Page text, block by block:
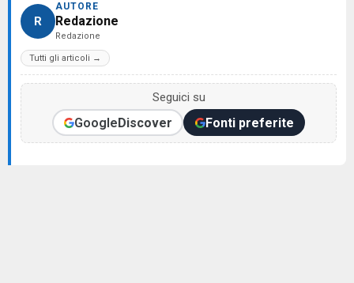
R
AUTORE
Redazione
Redazione
Tutti gli articoli →
Seguici su
GoogleDiscover Fonti preferite